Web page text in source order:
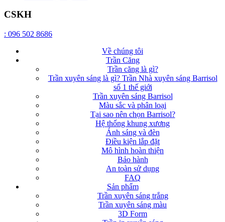
CSKH
: 096 502 8686
Về chúng tôi
Trần Căng
Trần căng là gì?
Trần xuyên sáng là gì? Trần Nhà xuyên sáng Barrisol
số 1 thế giới
Trần xuyên sáng Barrisol
Màu sắc và phân loại
Tại sao nên chọn Barrisol?
Hệ thống khung xương
Ánh sáng và đèn
Điều kiện lắp đặt
Mô hình hoàn thiện
Bảo hành
An toàn sử dụng
FAQ
Sản phẩm
Trần xuyên sáng trắng
Trần xuyên sáng màu
3D Form